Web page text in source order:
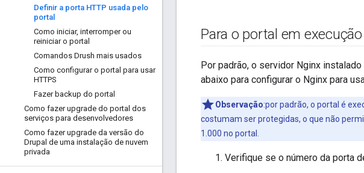
Definir a porta HTTP usada pelo
portal
Como iniciar, interromper ou
reiniciar o portal
Comandos Drush mais usados
Como configurar o portal para usar
HTTPS
Fazer backup do portal
Como fazer upgrade do portal dos
serviços para desenvolvedores
Como fazer upgrade da versão do
Drupal de uma instalação de nuvem
privada
Para o portal em
Por padrão, o servidor Nginx
abaixo para configurar o Nginx para
Observação:por padrão, o portal é
costumam ser protegidas, o que não
1.000 no portal.
Verifique se o número da porta